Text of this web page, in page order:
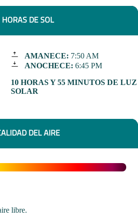
HORAS DE SOL
AMANECE: 7:50 AM
ANOCHECE: 6:45 PM
10 HORAS Y 55 MINUTOS DE LUZ
SOLAR
DEL AIRE
libre.